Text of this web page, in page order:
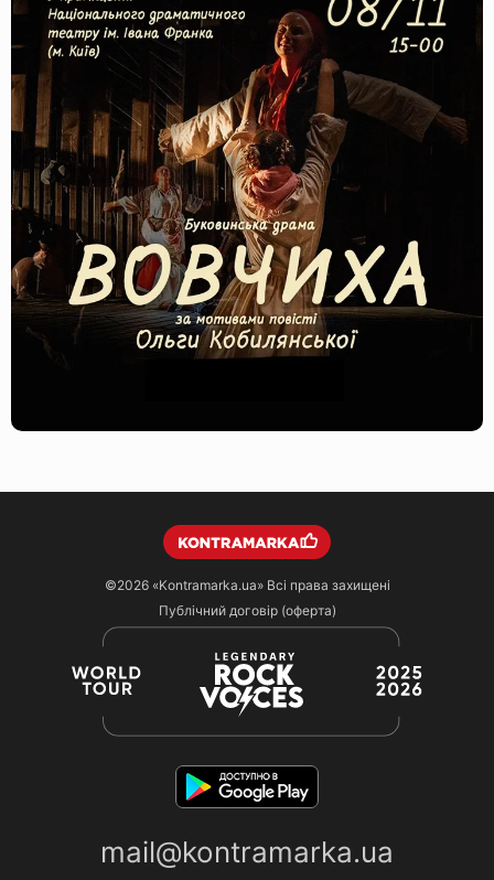
©2026 «Kontramarka.ua»Всі права захищені
Публічний договір (оферта)
mail@kontramarka.ua